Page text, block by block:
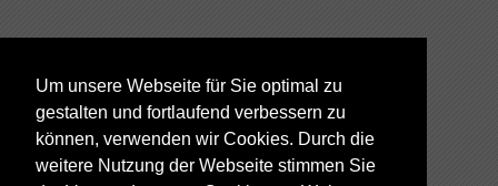
Um unsere Webseite für Sie optimal zu
gestalten und fortlaufend verbessern zu
können, verwenden wir Cookies. Durch die
weitere Nutzung der Webseite stimmen Sie